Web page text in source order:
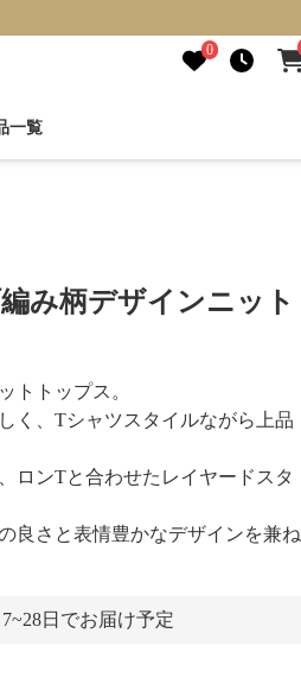
0
一覧
み柄デザインニット
トトップス。
く、Tシャツスタイルながら上品
ロンTと合わせたレイヤードスタ
良さと表情豊かなデザインを兼ね
日でお届け予定